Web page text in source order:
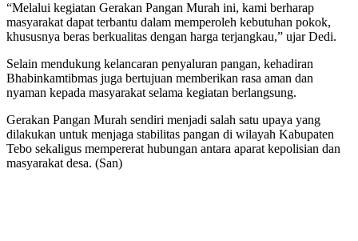
“Melalui kegiatan Gerakan Pangan Murah ini, kami berharap
masyarakat dapat terbantu dalam memperoleh kebutuhan pokok,
khususnya beras berkualitas dengan harga terjangkau,” ujar Dedi.
Selain mendukung kelancaran penyaluran pangan, kehadiran
Bhabinkamtibmas juga bertujuan memberikan rasa aman dan
nyaman kepada masyarakat selama kegiatan berlangsung.
Gerakan Pangan Murah sendiri menjadi salah satu upaya yang
dilakukan untuk menjaga stabilitas pangan di wilayah Kabupaten
Tebo sekaligus mempererat hubungan antara aparat kepolisian dan
masyarakat desa. (San)